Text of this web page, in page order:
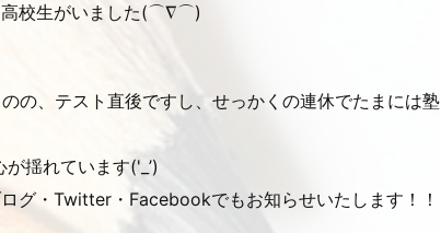
高校生がいました(⌒∇⌒)
の、テスト直後ですし、せっかくの連休でたまには塾
揺れています('_’)
グ・Twitter・Facebookでもお知らせいたします！！